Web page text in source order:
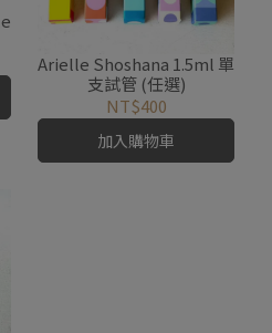
Arielle Shoshana 1.5ml 單
支試管 (任選)
NT$400
加入購物車